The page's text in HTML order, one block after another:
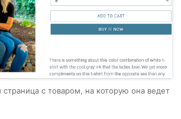
страница с товаром, на которую она ведет